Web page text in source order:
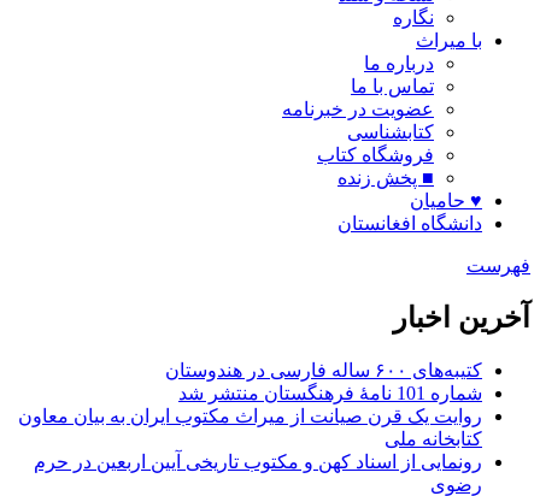
نگاره
با میراث
درباره ما
تماس با ما
عضویت در خبرنامه
کتابشناسی
فروشگاه کتاب
■ پخش زنده
♥ حامیان
دانشگاه افغانستان
فهرست
آخرین اخبار
کتیبه‌های ۶۰۰ ساله فارسی در هندوستان
شماره 101 نامۀ فرهنگستان منتشر شد
روایت یک قرن صیانت از میراث مکتوب ایران به بیان معاون
کتابخانه ملی
رونمایی از اسناد کهن و مکتوب تاریخی آیین اربعین در حرم
رضوی